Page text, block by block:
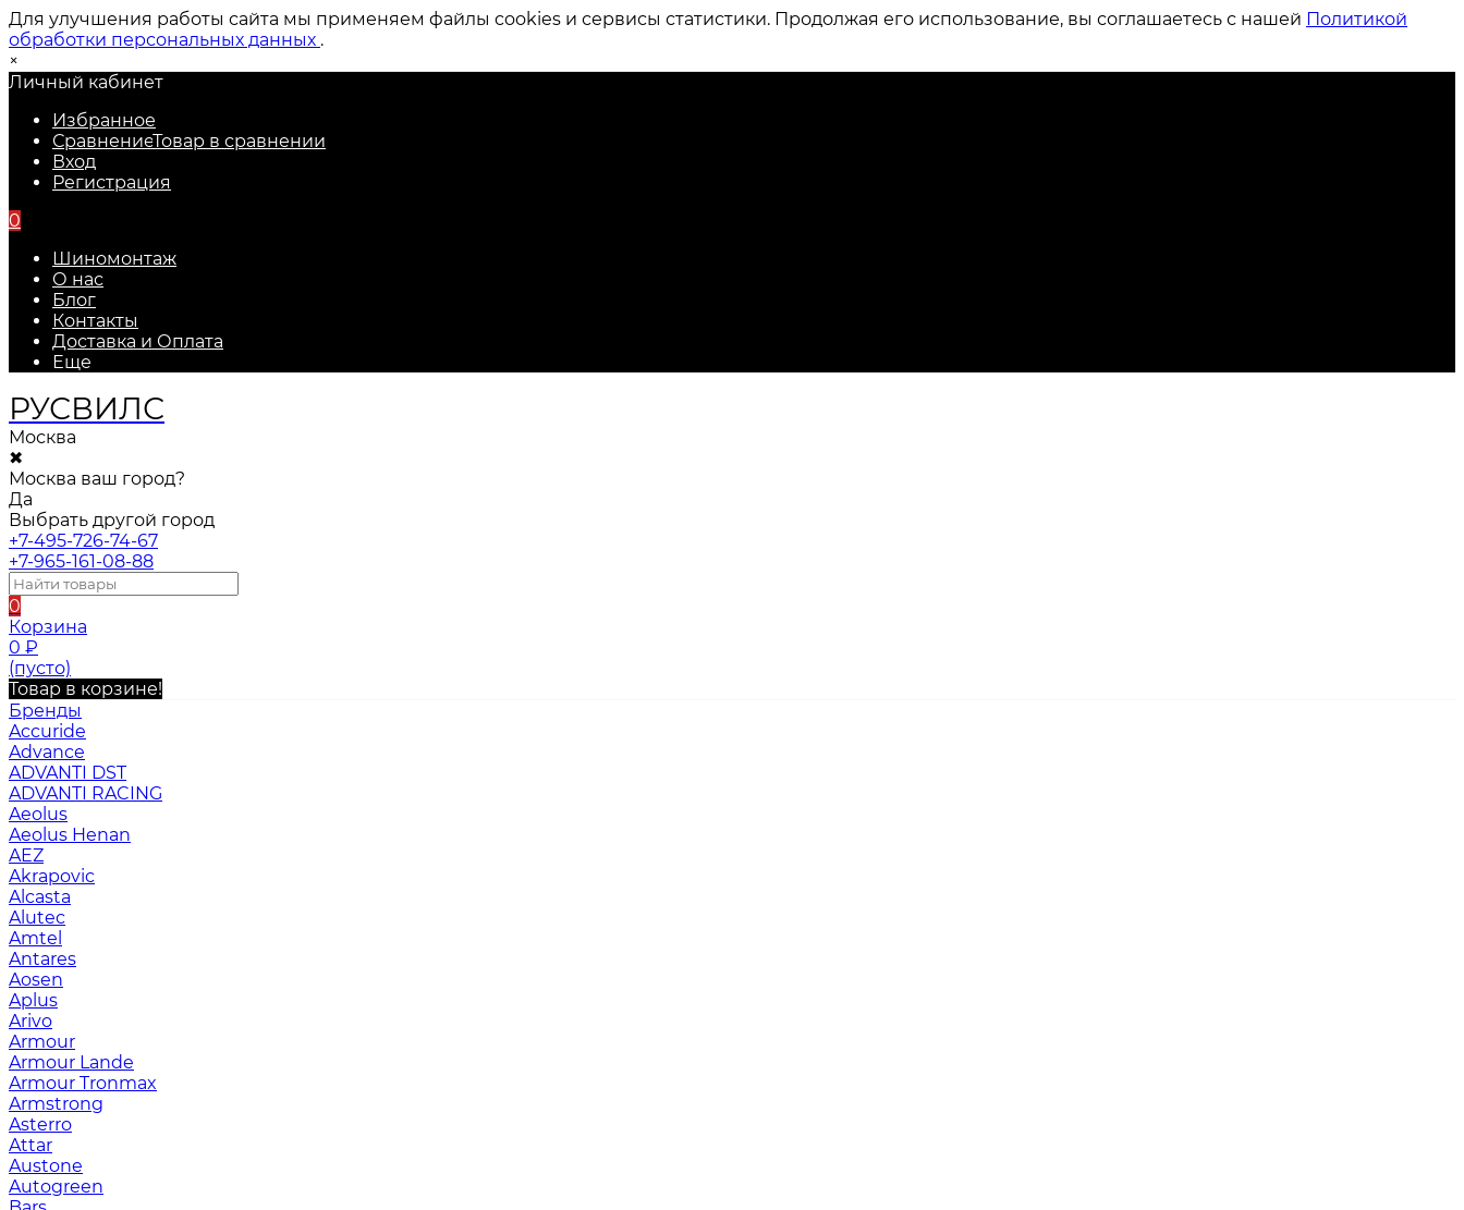
Для улучшения работы сайта мы применяем файлы cookies и сервисы статистики. Продолжая его использование, вы соглашаетесь с нашей Политикой
обработки персональных данных .
×
Личный кабинет
Избранное
СравнениеТовар в сравнении
Вход
Регистрация
0
Шиномонтаж
О нас
Блог
Контакты
Доставка и Оплата
Еще
РУСВИЛС
Москва
✖
Москва ваш город?
Да
Выбрать другой город
+7-495-726-74-67
+7-965-161-08-88
0
Корзина
0 ₽
(пусто)
Товар в корзине!
Бренды
Accuride
Advance
ADVANTI DST
ADVANTI RACING
Aeolus
Aeolus Henan
AEZ
Akrapovic
Alcasta
Alutec
Amtel
Antares
Aosen
Aplus
Arivo
Armour
Armour Lande
Armour Tronmax
Armstrong
Asterro
Attar
Austone
Autogreen